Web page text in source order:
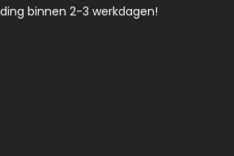
binnen 2-3 werkdagen!